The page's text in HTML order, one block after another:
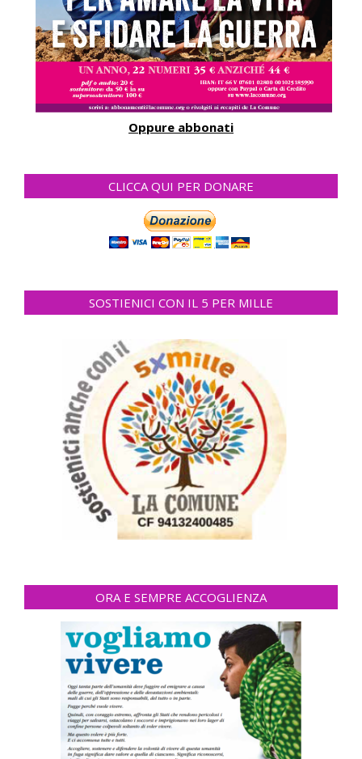
Oppure abbonati
CLICCA QUI PER DONARE
SOSTIENICI CON IL 5 PER MILLE
ORA E SEMPRE ACCOGLIENZA